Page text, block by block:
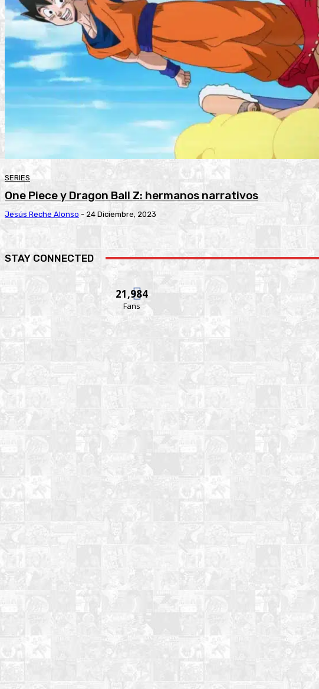
SERIES
One Piece y Dragon Ball Z: hermanos narrativos
Jesús Reche Alonso - 24 Diciembre, 2023
STAY CONNECTED
21,984
Fans